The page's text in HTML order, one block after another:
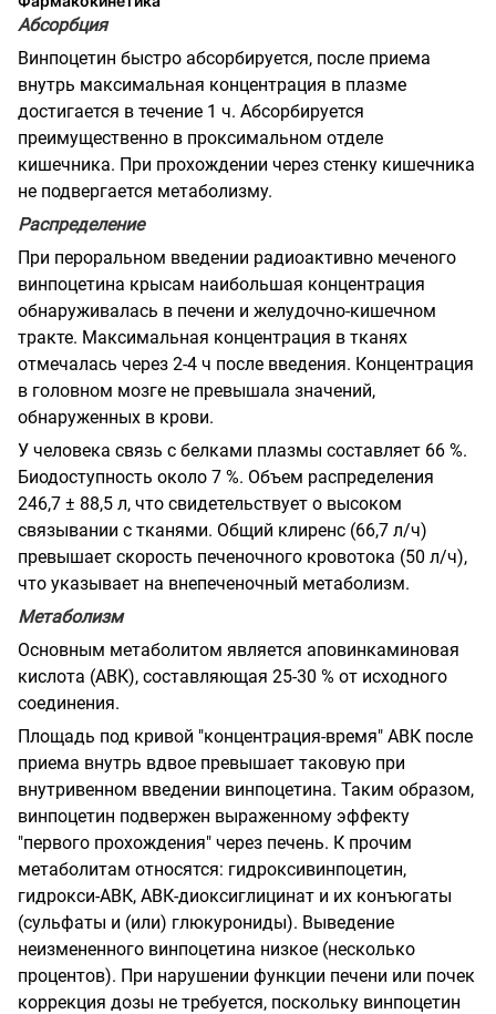
Абсорбция
Винпоцетин быстро абсорбируется, после приема
внутрь максимальная концентрация в плазме
достигается в течение 1 ч. Абсорбируется
преимущественно в проксимальном отделе
кишечника. При прохождении через стенку кишечника
не подвергается метаболизму.
Распределение
При пероральном введении радиоактивно меченого
винпоцетина крысам наибольшая концентрация
обнаруживалась в печени и желудочно-кишечном
тракте. Максимальная концентрация в тканях
отмечалась через 2-4 ч после введения. Концентрация
в головном мозге не превышала значений,
обнаруженных в крови.
У человека связь с белками плазмы составляет 66 %.
Биодоступность около 7 %. Объем распределения
246,7 ± 88,5 л, что свидетельствует о высоком
связывании с тканями. Общий клиренс (66,7 л/ч)
превышает скорость печеночного кровотока (50 л/ч),
что указывает на внепеченочный метаболизм.
Метаболизм
Основным метаболитом является аповинкаминовая
кислота (АВК), составляющая 25-30 % от исходного
соединения.
Площадь под кривой "концентрация-время" АВК после
приема внутрь вдвое превышает таковую при
внутривенном введении винпоцетина. Таким образом,
винпоцетин подвержен выраженному эффекту
"первого прохождения" через печень. К прочим
метаболитам относятся: гидроксивинпоцетин,
гидрокси-АВК, АВК-диоксиглицинат и их конъюгаты
(сульфаты и (или) глюкурониды). Выведение
неизмененного винпоцетина низкое (несколько
процентов). При нарушении функции печени или почек
коррекция дозы не требуется, поскольку винпоцетин